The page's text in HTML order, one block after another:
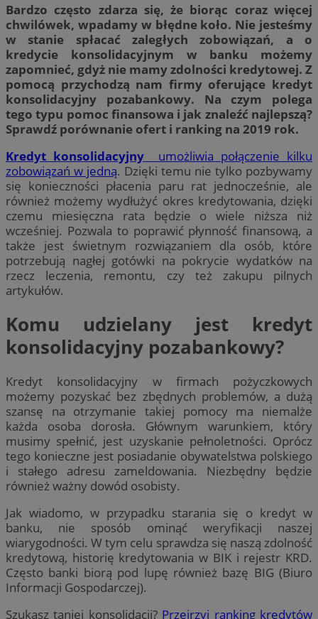
Bardzo często zdarza się, że biorąc coraz więcej
chwilówek, wpadamy w błędne koło. Nie jesteśmy
w stanie spłacać zaległych zobowiązań, a o
kredycie konsolidacyjnym w banku możemy
zapomnieć, gdyż nie mamy zdolności kredytowej. Z
pomocą przychodzą nam firmy oferujące kredyt
konsolidacyjny pozabankowy. Na czym polega
tego typu pomoc finansowa i jak znaleźć najlepszą?
Sprawdź porównanie ofert i ranking na 2019 rok.
Kredyt konsolidacyjny umożliwia połączenie kilku
zobowiązań w jedną. Dzięki temu nie tylko pozbywamy
się konieczności płacenia paru rat jednocześnie, ale
również możemy wydłużyć okres kredytowania, dzięki
czemu miesięczna rata będzie o wiele niższa niż
wcześniej. Pozwala to poprawić płynność finansową, a
także jest świetnym rozwiązaniem dla osób, które
potrzebują nagłej gotówki na pokrycie wydatków na
rzecz leczenia, remontu, czy też zakupu pilnych
artykułów.
Komu udzielany jest kredyt
konsolidacyjny pozabankowy?
Kredyt konsolidacyjny w firmach pożyczkowych
możemy pozyskać bez zbędnych problemów, a dużą
szansę na otrzymanie takiej pomocy ma niemalże
każda osoba dorosła. Głównym warunkiem, który
musimy spełnić, jest uzyskanie pełnoletności. Oprócz
tego konieczne jest posiadanie obywatelstwa polskiego
i stałego adresu zameldowania. Niezbędny będzie
również ważny dowód osobisty.
Jak wiadomo, w przypadku starania się o kredyt w
banku, nie sposób ominąć weryfikacji naszej
wiarygodności. W tym celu sprawdza się naszą zdolność
kredytową, historię kredytowania w BIK i rejestr KRD.
Często banki biorą pod lupę również bazę BIG (Biuro
Informacji Gospodarczej).
Szukasz taniej konsolidacji? Przejrzyj ranking kredytów